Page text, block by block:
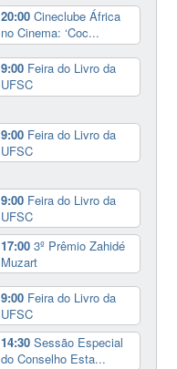
20:00Cineclube África
no Cinema: ‘Coc...
9:00 Feira do Livro da
UFSC
9:00 Feira do Livro da
UFSC
9:00 Feira do Livro da
UFSC
17:003º Prêmio Zahidé
Muzart
9:00 Feira do Livro da
UFSC
14:30Sessão Especial
do Conselho Esta...